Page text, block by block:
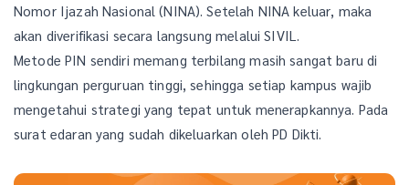
Nomor Ijazah Nasional (NINA). Setelah NINA keluar, maka
akan diverifikasi secara langsung melalui SIVIL.
Metode PIN sendiri memang terbilang masih sangat baru di
lingkungan perguruan tinggi, sehingga setiap kampus wajib
mengetahui strategi yang tepat untuk menerapkannya. Pada
surat edaran yang sudah dikeluarkan oleh PD Dikti.